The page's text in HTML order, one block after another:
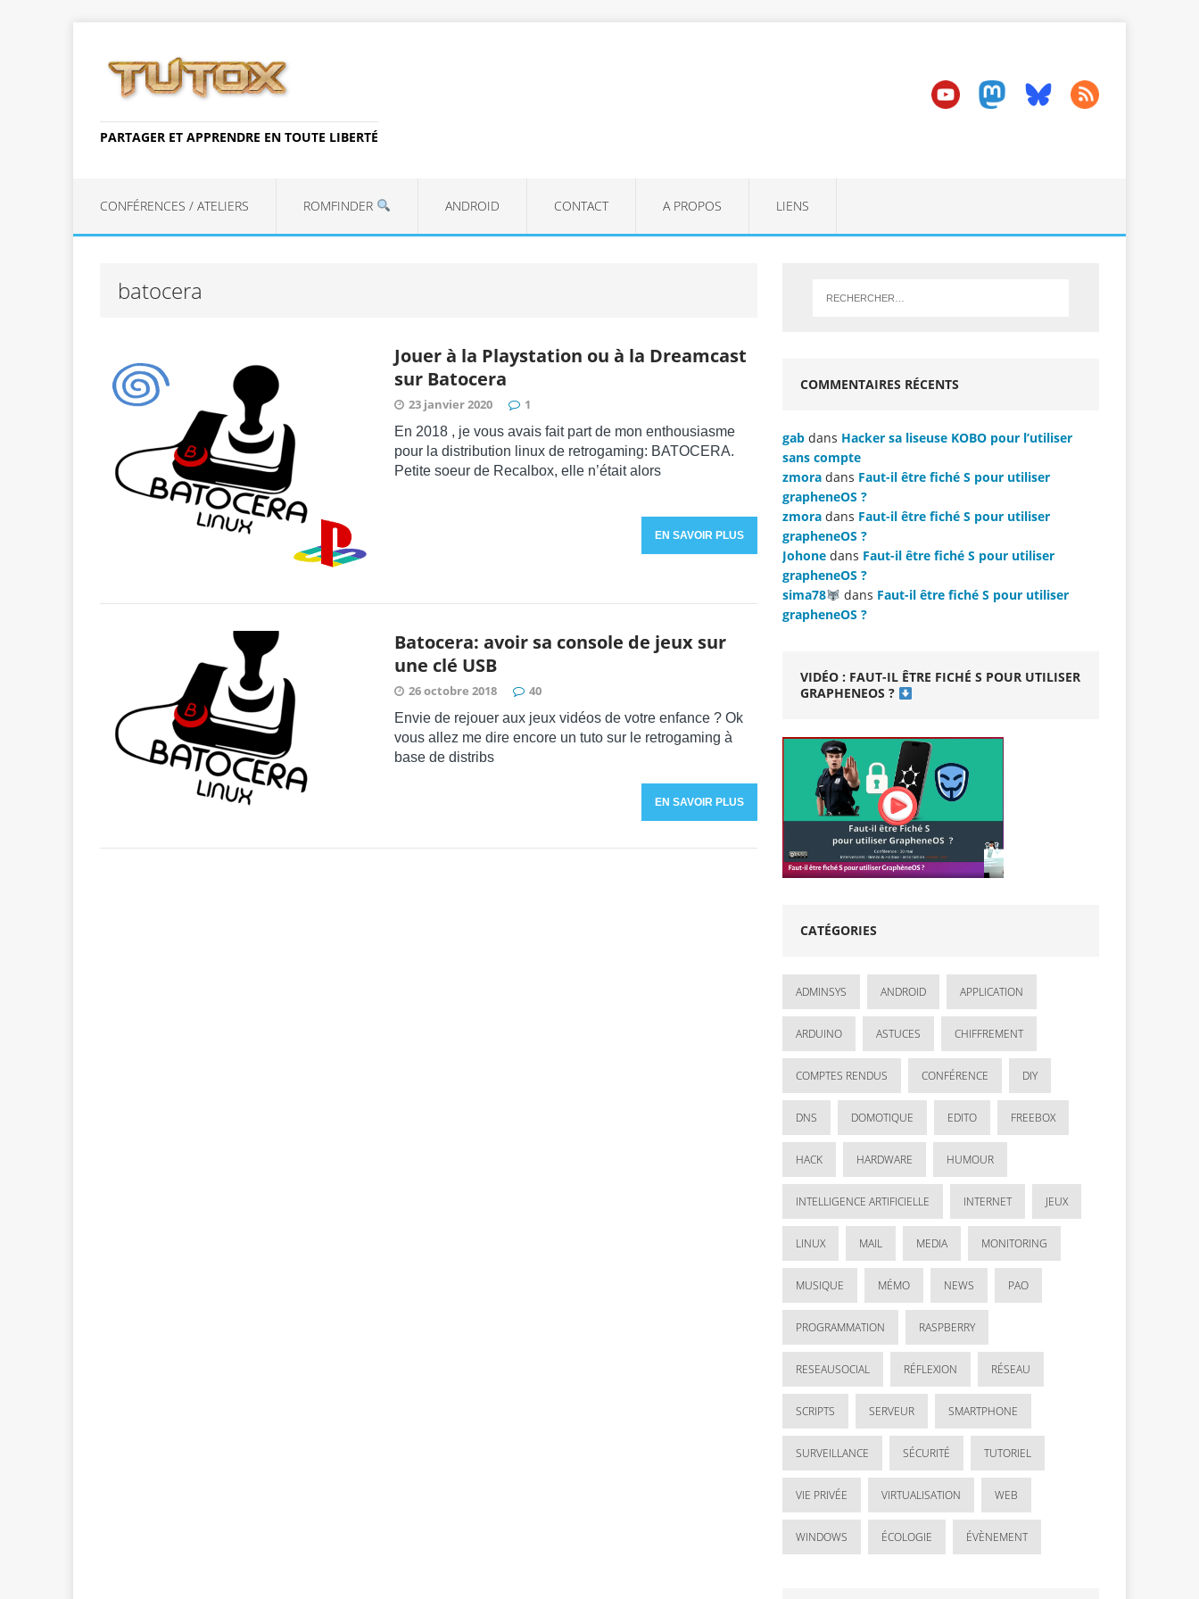
PARTAGER ET APPRENDRE EN TOUTE LIBERTÉ
CONFÉRENCES / ATELIERS ROMFINDER ANDROID CONTACT A PROPOS LIENS
batocera
Jouer à la Playstation ou à la Dreamcast
sur Batocera
23 janvier 2020 1
En 2018 , je vous avais fait part de mon enthousiasme
pour la distribution linux de retrogaming: BATOCERA.
Petite soeur de Recalbox, elle n’était alors
EN SAVOIR PLUS
Batocera: avoir sa console de jeux sur
une clé USB
26 octobre 2018 40
Envie de rejouer aux jeux vidéos de votre enfance ? Ok
vous allez me dire encore un tuto sur le retrogaming à
base de distribs
EN SAVOIR PLUS
COMMENTAIRES RÉCENTS
gab dans Hacker sa liseuse KOBO pour l’utiliser
sans compte
zmora dans Faut-il être fiché S pour utiliser
grapheneOS ?
zmora dans Faut-il être fiché S pour utiliser
grapheneOS ?
Johone dans Faut-il être fiché S pour utiliser
grapheneOS ?
sima78
dans Faut-il être fiché S pour utiliser
grapheneOS ?
VIDÉO : FAUT-IL ÊTRE FICHÉ S POUR UTILISER
GRAPHENEOS ?
CATÉGORIES
ADMINSYS ANDROID APPLICATION
ARDUINO ASTUCES CHIFFREMENT
COMPTES RENDUS CONFÉRENCE DIY
DNS DOMOTIQUE EDITO FREEBOX
HACK HARDWARE HUMOUR
INTELLIGENCE ARTIFICIELLE INTERNET JEUX
LINUX MAIL MEDIA MONITORING
MUSIQUE MÉMO NEWS PAO
PROGRAMMATION RASPBERRY
RESEAUSOCIAL RÉFLEXION RÉSEAU
SCRIPTS SERVEUR SMARTPHONE
SURVEILLANCE SÉCURITÉ TUTORIEL
VIE PRIVÉE VIRTUALISATION WEB
WINDOWS ÉCOLOGIE ÉVÈNEMENT